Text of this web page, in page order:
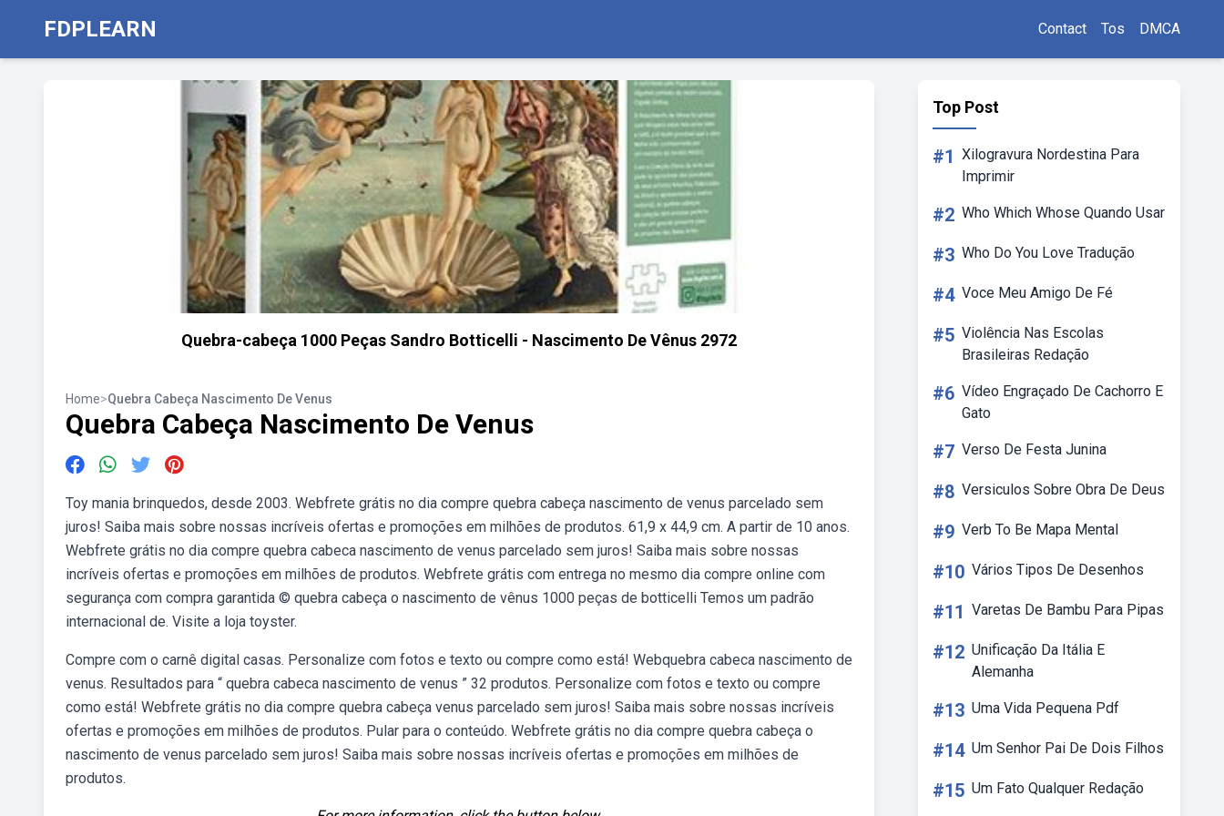
FDPLEARN Contact Tos DMCA
Quebra-cabeça 1000 Peças Sandro Botticelli - Nascimento De Vênus 2972
Home>Quebra Cabeça Nascimento De Venus
Quebra Cabeça Nascimento De Venus
Toy mania brinquedos, desde 2003. Webfrete grátis no dia compre quebra cabeça nascimento de venus parcelado sem
juros! Saiba mais sobre nossas incríveis ofertas e promoções em milhões de produtos. 61,9 x 44,9 cm. A partir de 10 anos.
Webfrete grátis no dia compre quebra cabeca nascimento de venus parcelado sem juros! Saiba mais sobre nossas
incríveis ofertas e promoções em milhões de produtos. Webfrete grátis com entrega no mesmo dia compre online com
segurança com compra garantida © quebra cabeça o nascimento de vênus 1000 peças de botticelli Temos um padrão
internacional de. Visite a loja toyster.
Compre com o carnê digital casas. Personalize com fotos e texto ou compre como está! Webquebra cabeca nascimento de
venus. Resultados para “ quebra cabeca nascimento de venus ” 32 produtos. Personalize com fotos e texto ou compre
como está! Webfrete grátis no dia compre quebra cabeça venus parcelado sem juros! Saiba mais sobre nossas incríveis
ofertas e promoções em milhões de produtos. Pular para o conteúdo. Webfrete grátis no dia compre quebra cabeça o
nascimento de venus parcelado sem juros! Saiba mais sobre nossas incríveis ofertas e promoções em milhões de
produtos.
Top Post
#1 Xilogravura Nordestina Para
Imprimir
#2 Who Which Whose Quando Usar
#3 Who Do You Love Tradução
#4 Voce Meu Amigo De Fé
#5 Violência Nas Escolas
Brasileiras Redação
#6 Vídeo Engraçado De Cachorro E
Gato
#7 Verso De Festa Junina
#8 Versiculos Sobre Obra De Deus
#9 Verb To Be Mapa Mental
#10 Vários Tipos De Desenhos
#11 Varetas De Bambu Para Pipas
#12 Unificação Da Itália E
Alemanha
#13 Uma Vida Pequena Pdf
#14 Um Senhor Pai De Dois Filhos
#15 Um Fato Qualquer Redação